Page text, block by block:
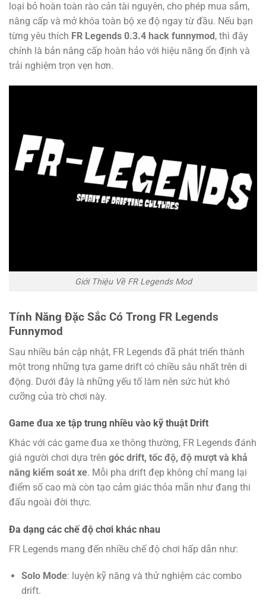
loại bỏ hoàn toàn rào cản tài nguyên, cho phép mua sắm,
nâng cấp và mở khóa toàn bộ xe độ ngay từ đầu. Nếu bạn
từng yêu thích FR Legends 0.3.4 hack funnymod, thì đây
chính là bản nâng cấp hoàn hảo với hiệu năng ổn định và
trải nghiệm trọn vẹn hơn.
Giới Thiệu Về FR Legends Mod
Tính Năng Đặc Sắc Có Trong FR Legends
Funnymod
Sau nhiều bản cập nhật, FR Legends đã phát triển thành
một trong những tựa game drift có chiều sâu nhất trên di
động. Dưới đây là những yếu tố làm nên sức hút khó
cưỡng của trò chơi này.
Game đua xe tập trung nhiều vào kỹ thuật Drift
Khác với các game đua xe thông thường, FR Legends đánh
giá người chơi dựa trên góc drift, tốc độ, độ mượt và khả
năng kiểm soát xe. Mỗi pha drift đẹp không chỉ mang lại
điểm số cao mà còn tạo cảm giác thỏa mãn như đang thi
đấu ngoài đời thực.
Đa dạng các chế độ chơi khác nhau
FR Legends mang đến nhiều chế độ chơi hấp dẫn như:
Solo Mode: luyện kỹ năng và thử nghiệm các combo
drift.